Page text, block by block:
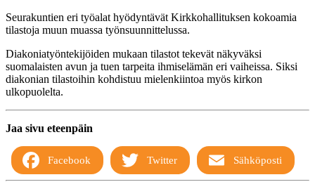
Seurakuntien eri työalat hyödyntävät Kirkkohallituksen kokoamia
tilastoja muun muassa työnsuunnittelussa.
Diakoniatyöntekijöiden mukaan tilastot tekevät näkyväksi
suomalaisten avun ja tuen tarpeita ihmiselämän eri vaiheissa. Siksi
diakonian tilastoihin kohdistuu mielenkiintoa myös kirkon
ulkopuolelta.
Jaa sivu eteenpäin
Facebook Twitter Sähköposti